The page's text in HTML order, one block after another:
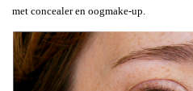
met concealer en oogmake-up.